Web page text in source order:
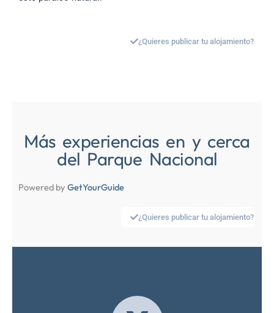
¿Quieres publicar tu alojamiento?
Más experiencias en y cerca
del Parque Nacional
Powered by GetYourGuide
¿Quieres publicar tu alojamiento?